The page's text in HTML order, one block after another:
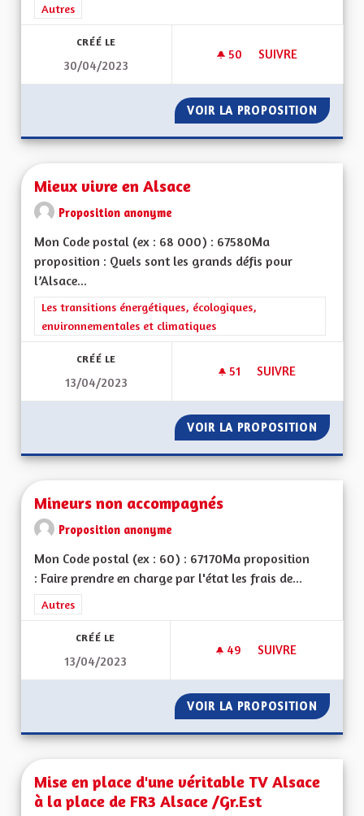
Filtrer les résultats de la catégorie : Autres
Autres
CRÉÉ LE
30/04/2023
50 50 ABONNÉS
SUIVRE
VOIR LA PROPOSITION MIEUX
Mieux vivre en Alsace
Proposition anonyme
Mon Code postal (ex : 68 000) : 67580Ma
proposition : Quels sont les grands défis pour
l’Alsace...
Filtrer les résultats de la catégorie : Les transitions
Les transitions énergétiques, écologiques,
environnementales et climatiques
CRÉÉ LE
13/04/2023
51 51 ABONNÉS
SUIVRE
VOIR LA PROPOSITION MIEUX
Mineurs non accompagnés
Proposition anonyme
Mon Code postal (ex : 60) : 67170Ma proposition
: Faire prendre en charge par l'état les frais de...
Filtrer les résultats de la catégorie : Autres
Autres
CRÉÉ LE
13/04/2023
49 49 ABONNÉS
SUIVRE
VOIR LA PROPOSITION
Mise en place d'une véritable TV Alsace
à la place de FR3 Alsace /Gr.Est